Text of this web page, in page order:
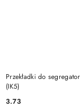
Przekładki do
(IK5)
Cena:
3.73